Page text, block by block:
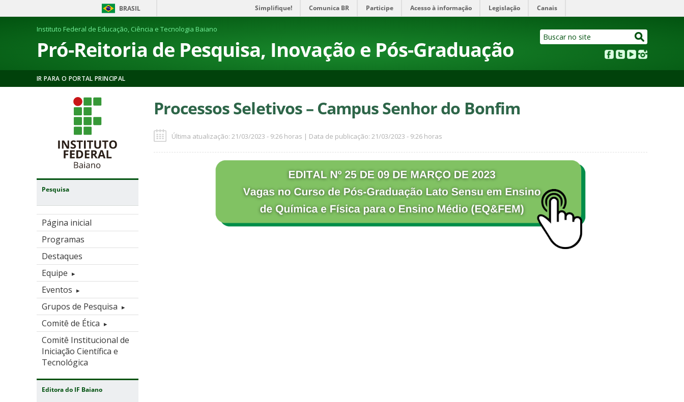
BRASIL Simplifique! Comunica BR Participe Acesso à informação Legislação Canais
Instituto Federal de Educação, Ciência e Tecnologia Baiano
Pró-Reitoria de Pesquisa, Inovação e Pós-Graduação
IR PARA O PORTAL PRINCIPAL
Pesquisa
Página inicial
Programas
Destaques
Equipe
Eventos
Grupos de Pesquisa
Comitê de Ética
Comitê Institucional de
Iniciação Científica e
Tecnológica
Editora do IF Baiano
Processos Seletivos – Campus Senhor do Bonfim
Última atualização: 21/03/2023 - 9:26 horas | Data de publicação: 21/03/2023 - 9:26 horas